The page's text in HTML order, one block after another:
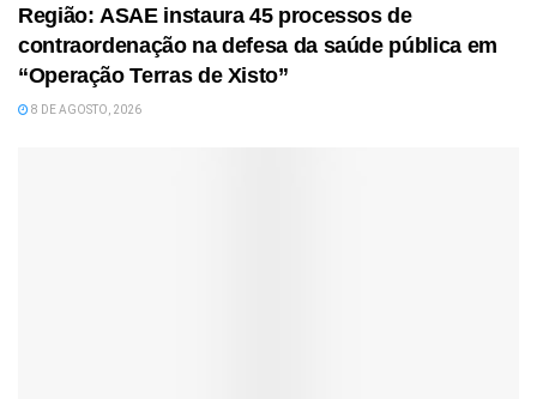
Região: ASAE instaura 45 processos de
contraordenação na defesa da saúde pública em
“Operação Terras de Xisto”
8 DE AGOSTO, 2026